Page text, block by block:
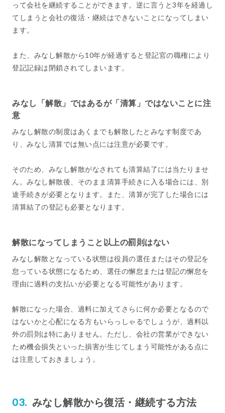
って会社を継続することができます。逆に言うと3年を経過し
てしまうと会社の復活・継続はできないことになってしまい
ます。
また、みなし解散から10年が経過すると登記官の職権により
登記記録は閉鎖されてしまいます。
みなし「解散」ではあるが「清算」ではないことに注
意
みなし解散の制度はあくまでも解散したとみなす制度であ
り、みなし清算では無い点には注意が必要です。
そのため、みなし解散がなされても清算結了には当たりませ
ん。みなし解散後、そのまま清算手続きに入る場合には、別
途手続きが必要となります。また、清算が完了した場合には
清算結了の登記も必要となります。
解散になってしまうこと以上の罰則はない
みなし解散となっている状態は役員の選任またはその登記を
怠っている状態になるため、選任の懈怠または登記の懈怠を
理由に過料の支払いが必要となる可能性があります。
解散になった場合、過料に加えてさらに何か必要となるので
はないかと心配になる方もいらっしゃるでしょうが、過料以
外の罰則は特にありません。ただし、会社の営業ができない
ため機会損失といった損害が生じてしまう可能性がある点に
は注意しておきましょう。
みなし解散から復活・継続する方法